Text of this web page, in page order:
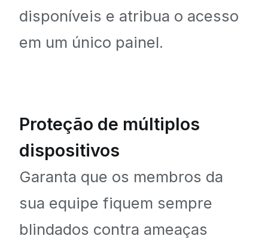
disponíveis e atribua o acesso
em um único painel.
Proteção de múltiplos
dispositivos
Garanta que os membros da
sua equipe fiquem sempre
blindados contra ameaças